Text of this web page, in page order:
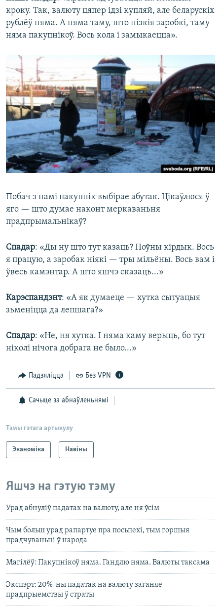
кроку. Так, валюту цяпер ідзі купляй, але беларускіх
рублёў няма. А няма таму, што нізкія заробкі, таму
няма пакупнікоў. Вось кола і замыкаецца».
Побач з намі пакупнік выбірае абутак. Цікаўлюся ў
яго — што думае наконт меркаваньня
прадпрымальнікаў?
Спадар: «Ды ну што тут казаць? Поўны кірдык. Вось
я працую, а заробак ніякі — тры мільёны. Вось вам і
ўвесь камэнтар. А што яшчэ сказаць...»
Карэспандэнт: «А як думаеце — хутка сытуацыя
зьменіцца да лепшага?»
Спадар: «Не, ня хутка. І няма каму верыць, бо тут
ніколі нічога добрага не было...»
Падзяліцца Без VPN
Сачыце за абнаўленьнямі
Тэмы гэтага артыкулу
Эканоміка Навіны
Яшчэ на гэтую тэму
Урад абнуліў падатак на валюту, але ня ўсім
Чым больш урад рапартуе пра посьпехі, тым горшыя
прадчуваньні ў народа
Магілёў: Пакупнікоў няма. Гандлю няма. Валюты таксама
Экспэрт: 20%-ны падатак на валюту заганяе
прадпрыемствы ў страты